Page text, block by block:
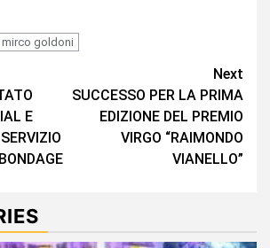
mirco goldoni
E
Next
SUCCESSO PER LA PRIMA
EDIZIONE DEL PREMIO
VIRGO “RAIMONDO
VIANELLO”